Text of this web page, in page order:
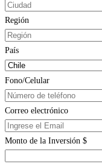
Región
País
Fono/Celular
Correo electrónico
Monto de la Inversión $